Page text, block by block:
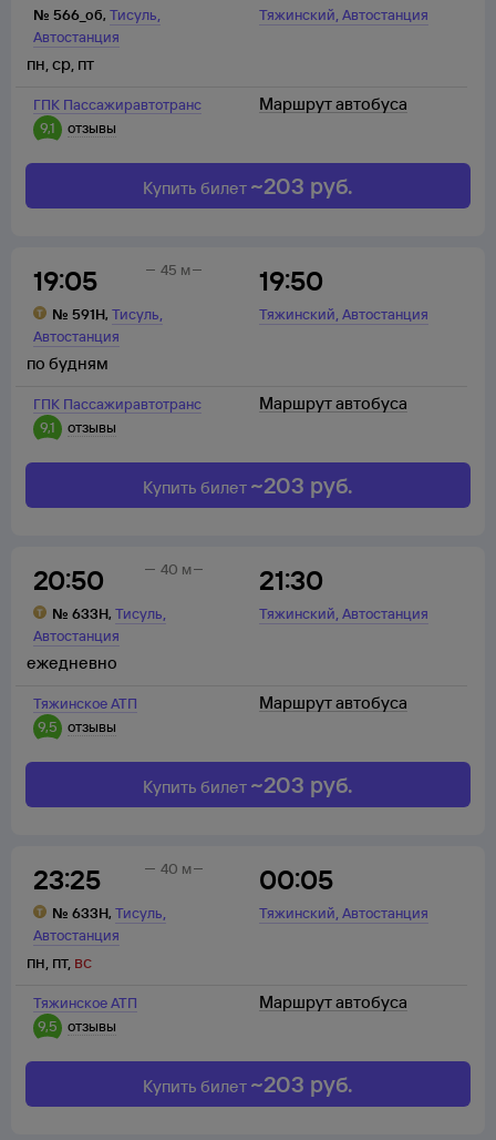
№ 566_об, Тисуль,
Автостанция
Тяжинский,Автостанция
ГПК Пассажиравтотранс
9,1
отзывы
пн,ср, пт
Маршрут автобуса
Купить билет ~203 руб.
19:05
№ 591Н, Тисуль,
Автостанция
19:50
Тяжинский,Автостанция
45 м
ГПК Пассажиравтотранс
9,1
отзывы
по будням
Маршрут автобуса
Купить билет ~203 руб.
20:50
№ 633Н, Тисуль,
Автостанция
21:30
Тяжинский,Автостанция
40 м
Тяжинское АТП
9,5
отзывы
ежедневно
Маршрут автобуса
Купить билет ~203 руб.
23:25
№ 633Н, Тисуль,
Автостанция
00:05
Тяжинский,Автостанция
40 м
Тяжинское АТП
9,5
отзывы
пн, пт, вс
Маршрут автобуса
Купить билет ~203 руб.